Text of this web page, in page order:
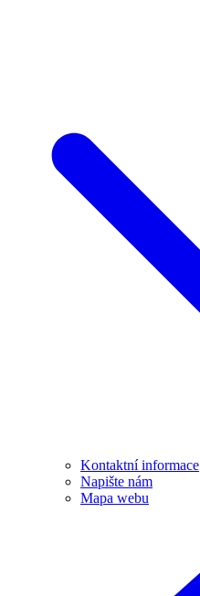
Kontaktní informace
Napište nám
Mapa webu